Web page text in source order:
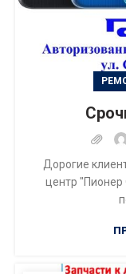
Дорогие
центр "Пионер